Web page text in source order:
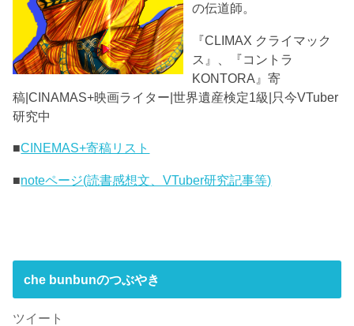
の伝道師。
『CLIMAX クライマック
ス』、『コントラ
KONTORA』寄
稿|CINAMAS+映画ライター|世界遺産検定1級|只今VTuber
研究中
■CINEMAS+寄稿リスト
■noteページ(読書感想文、VTuber研究記事等)
che bunbunのつぶやき
ツイート